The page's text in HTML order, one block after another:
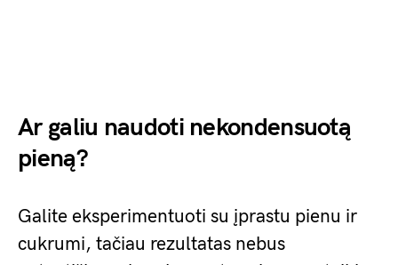
Ar galiu naudoti nekondensuotą
pieną?
Galite eksperimentuoti su įprastu pienu ir
cukrumi, tačiau rezultatas nebus